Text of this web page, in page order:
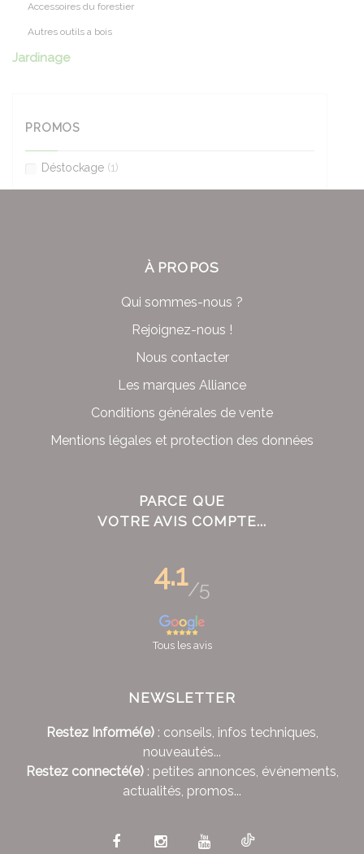
Accessoires du forestier
Autres outils a bois
Jardinage
PROMOS
Déstockage (1)
À PROPOS
Qui sommes-nous ?
Rejoignez-nous !
Nous contacter
Les marques Alliance
Conditions générales de vente
Mentions légales et protection des données
PARCE QUE
VOTRE AVIS COMPTE...
4.1/5
Tous les avis
NEWSLETTER
Restez Informé(e): conseils, infos techniques,
nouveautés...
Restez connecté(e): petites annonces, événements,
actualités, promos...